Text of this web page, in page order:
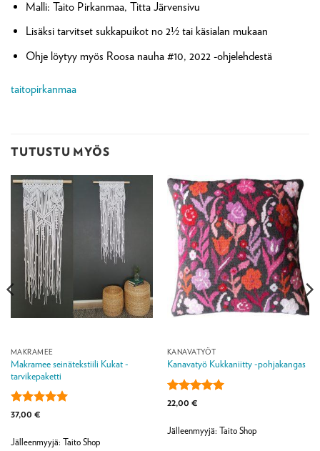
Malli: Taito Pirkanmaa, Titta Järvensivu
Lisäksi tarvitset sukkapuikot no 2½ tai käsialan mukaan
Ohje löytyy myös Roosa nauha #10, 2022 -ohjelehdestä
taitopirkanmaa
TUTUSTU MYÖS
MAKRAMEE
Makramee seinätekstiili Kukat -
tarvikepaketti
Arvostelu
/ 5
37,00 €
Jälleenmyyjä: Taito Shop
KANAVATYÖT
Kanavatyö Kukkaniitty -pohjakangas
Arvostelu
/ 5
22,00 €
Jälleenmyyjä: Taito Shop